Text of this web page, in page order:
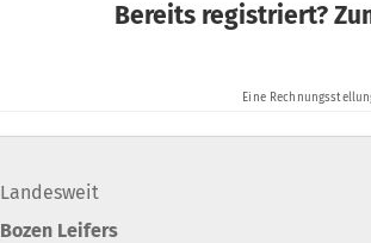
Landesweit
Bozen Leifers